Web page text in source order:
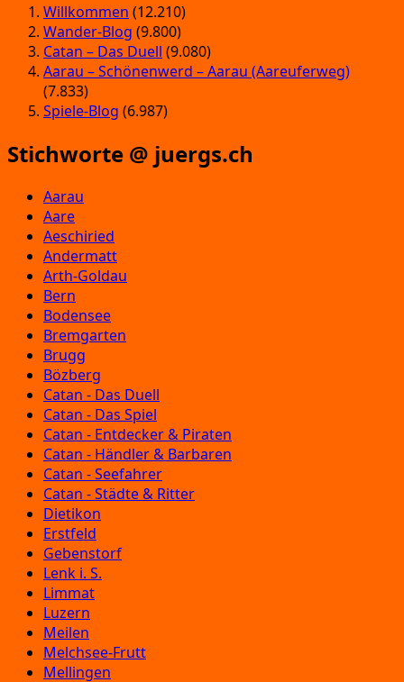
Willkommen (12.210)
Wander-Blog (9.800)
Catan – Das Duell (9.080)
Aarau – Schönenwerd – Aarau (Aareuferweg)
(7.833)
Spiele-Blog (6.987)
Stichworte @ juergs.ch
Aarau
Aare
Aeschiried
Andermatt
Arth-Goldau
Bern
Bodensee
Bremgarten
Brugg
Bözberg
Catan - Das Duell
Catan - Das Spiel
Catan - Entdecker & Piraten
Catan - Händler & Barbaren
Catan - Seefahrer
Catan - Städte & Ritter
Dietikon
Erstfeld
Gebenstorf
Lenk i. S.
Limmat
Luzern
Meilen
Melchsee-Frutt
Mellingen